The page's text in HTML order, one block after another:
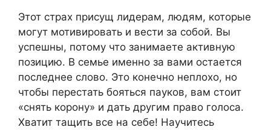
Этот страх присущ лидерам, людям, которые
могут мотивировать и вести за собой. Вы
успешны, потому что занимаете активную
позицию. В семье именно за вами остается
последнее слово. Это конечно неплохо, но
чтобы перестать бояться пауков, вам стоит
«снять корону» и дать другим право голоса.
Хватит тащить все на себе! Научитесь